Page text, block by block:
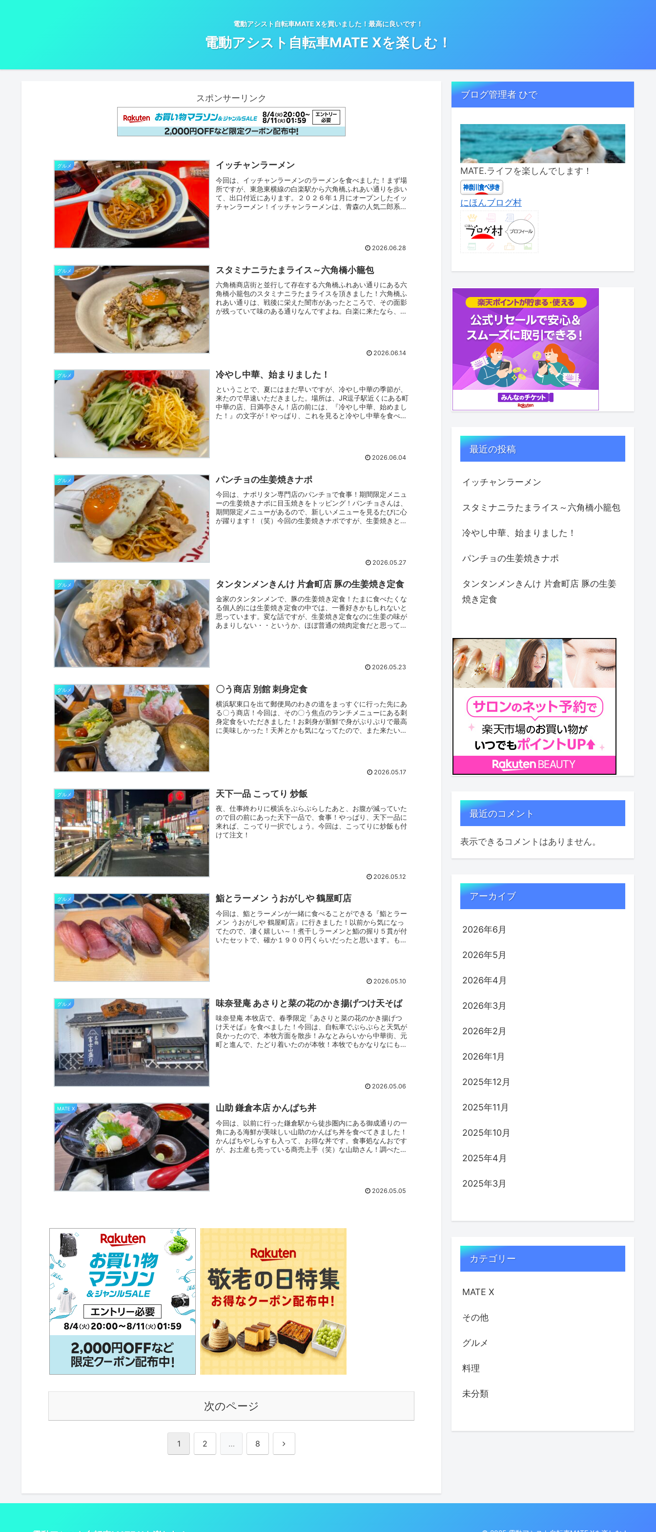
電動アシスト自転車MATE Xを買いました！最高に良いです！
電動アシスト自転車MATE Xを楽しむ！
スポンサーリンク
グルメ イッチャンラーメン
今回は、イッチャンラーメンのラーメンを食べました！まず場
所ですが、東急東横線の白楽駅から六角橋ふれあい通りを歩い
て、出口付近にあります。２０２６年１月にオープンしたイッ
チャンラーメン！イッチャンラーメンは、青森の人気二郎系ラ
2026.06.28
グルメ スタミナニラたまライス～六角橋小籠包
六角橋商店街と並行して存在する六角橋ふれあい通りにある六
角橋小籠包のスタミナニラたまライスを頂きました！六角橋ふ
れあい通りは、戦後に栄えた闇市があったところで、その面影
が残っていて味のある通りなんですよね。白楽に来たなら、絶
2026.06.14
グルメ 冷やし中華、始まりました！
ということで、夏にはまだ早いですが、冷やし中華の季節が、
来たので早速いただきました。場所は、JR逗子駅近くにある町
中華の店、日満亭さん！店の前には、『冷やし中華、始めまし
た！』の文字が！やっぱり、これを見ると冷やし中華を食べた
2026.06.04
グルメ パンチョの生姜焼きナポ
今回は、ナポリタン専門店のパンチョで食事！期間限定メニュ
ーの生姜焼きナポに目玉焼きをトッピング！パンチョさんは、
期間限定メニューがあるので、新しいメニューを見るたびに心
が躍ります！（笑）今回の生姜焼きナポですが、生姜焼きとナ
2026.05.27
グルメ タンタンメンきんけ 片倉町店 豚の生姜焼き定食
金家のタンタンメンで、豚の生姜焼き定食！たまに食べたくな
る個人的には生姜焼き定食の中では、一番好きかもしれないと
思っています。変な話ですが、生姜焼き定食なのに生姜の味が
あまりしない・・というか、ほぼ普通の焼肉定食だと思って食
2026.05.23
グルメ 〇う商店 別館 刺身定食
横浜駅東口を出て郵便局のわきの道をまっすぐに行った先にあ
る〇う商店！今回は、その〇う焦点のランチメニューにある刺
身定食をいただきました！お刺身が新鮮で身がぷりぷりで最高
に美味しかった！天丼とかも気になってたので、また来たいな
2026.05.17
グルメ 天下一品 こってり 炒飯
夜、仕事終わりに横浜をぶらぶらしたあと、お腹が減っていた
ので目の前にあった天下一品で、食事！やっぱり、天下一品に
来れば、こってり一択でしょう。今回は、こってりに炒飯も付
けて注文！
2026.05.12
グルメ 鮨とラーメン うおがしや 鶴屋町店
今回は、鮨とラーメンが一緒に食べることができる『鮨とラー
メン うおがしや 鶴屋町店』に行きました！以前から気になっ
てたので、凄く嬉しい～！煮干しラーメンと鮨の握り５貫が付
いたセットで、確か１９００円くらいだったと思います。もち
2026.05.10
グルメ 味奈登庵 あさりと菜の花のかき揚げつけ天そば
味奈登庵 本牧店で、春季限定『あさりと菜の花のかき揚げつ
け天そば』を食べました！今回は、自転車でぶらぶらと天気が
良かったので、本牧方面を散歩！みなとみらいから中華街、元
町と進んで、たどり着いたのが本牧！本牧でもかなりなにもな
2026.05.06
MATE X 山助 鎌倉本店 かんぱち丼
今回は、以前に行った鎌倉駅から徒歩圏内にある御成通りの一
角にある海鮮が美味しい山助のかんぱち丼を食べてきました！
かんぱちやしらすも入って、お得な丼です。食事処なんおです
が、お土産も売っている商売上手（笑）な山助さん！調べた
2026.05.05
次のページ
1 2 … 8 次
ブログ管理者 ひで
MATE.ライフを楽しんでします！
にほんブログ村
最近の投稿
イッチャンラーメン
スタミナニラたまライス～六角橋小籠包
冷やし中華、始まりました！
パンチョの生姜焼きナポ
タンタンメンきんけ 片倉町店 豚の生姜
焼き定食
最近のコメント
表示できるコメントはありません。
アーカイブ
2026年6月
2026年5月
2026年4月
2026年3月
2026年2月
2026年1月
2025年12月
2025年11月
2025年10月
2025年4月
2025年3月
カテゴリー
MATE X
その他
グルメ
料理
未分類